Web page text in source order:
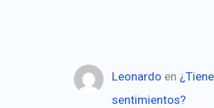
Leonardo en
sentimientos?